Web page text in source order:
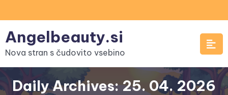
to
content
Angelbeauty.si
Nova stran s čudovito vsebino
Daily Archives: 25. 04. 2026